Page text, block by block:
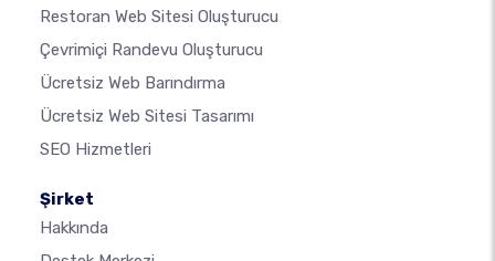
Restoran Web Sitesi Oluşturucu
Çevrimiçi Randevu Oluşturucu
Ücretsiz Web Barındırma
Ücretsiz Web Sitesi Tasarımı
SEO Hizmetleri
Şirket
Hakkında